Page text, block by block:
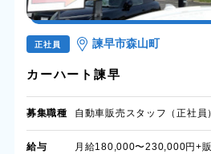
正社員 諫早市森山町
カーハート諫早
募集職種 自動車販売スタッフ（正社員
給与
月給180,000〜230,000円+